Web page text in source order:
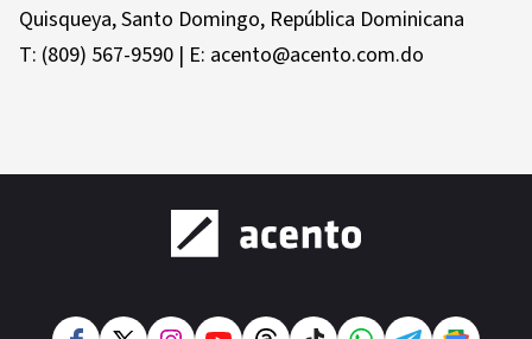
Quisqueya, Santo Domingo, República Dominicana
T: (809) 567-9590 | E: acento@acento.com.do